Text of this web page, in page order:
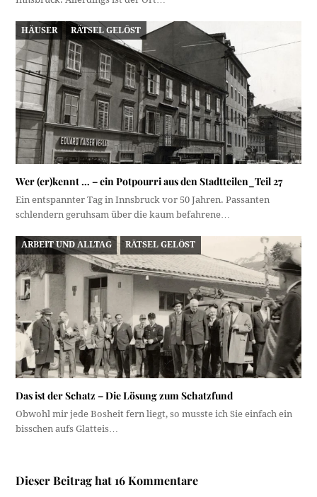
HÄUSER RÄTSEL GELÖST
Wer (er)kennt … – ein Potpourri aus den Stadtteilen_Teil 27
Ein entspannter Tag in Innsbruck vor 50 Jahren. Passanten
schlendern geruhsam über die kaum befahrene…
ARBEIT UND ALLTAG RÄTSEL GELÖST
Das ist der Schatz – Die Lösung zum Schatzfund
Obwohl mir jede Bosheit fern liegt, so musste ich Sie einfach ein
bisschen aufs Glatteis…
Dieser Beitrag hat 16 Kommentare